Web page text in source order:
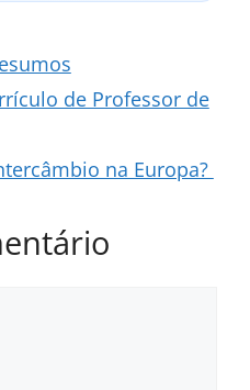
de Professor de
na Europa?